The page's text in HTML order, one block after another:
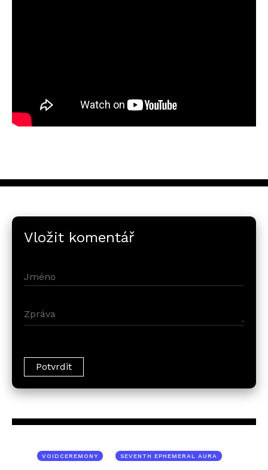
Vložit komentář
VOIDCEREMONY SEVENTH EPHEMERAL AURA